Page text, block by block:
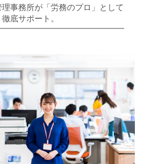
事務所が「労務のプロ」として
徹底サポート。